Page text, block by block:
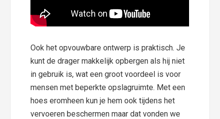
Ook het opvouwbare ontwerp is praktisch. Je
kunt de drager makkelijk opbergen als hij niet
in gebruik is, wat een groot voordeel is voor
mensen met beperkte opslagruimte. Met een
hoes eromheen kun je hem ook tijdens het
vervoeren beschermen maar dat vonden we